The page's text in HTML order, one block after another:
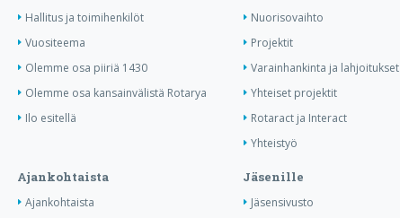
Hallitus ja toimihenkilöt
Vuositeema
Olemme osa piiriä 1430
Olemme osa kansainvälistä Rotarya
Ilo esitellä
Nuorisovaihto
Projektit
Varainhankinta ja lahjoitukset
Yhteiset projektit
Rotaract ja Interact
Yhteistyö
Ajankohtaista
Ajankohtaista
Jäsenille
Jäsensivusto